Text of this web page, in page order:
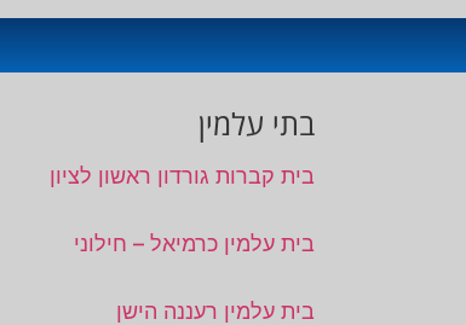
בתי עלמין
בית קברות גורדון ראשון לציון
בית עלמין כרמיאל – חילוני
בית עלמין רעננה הישן